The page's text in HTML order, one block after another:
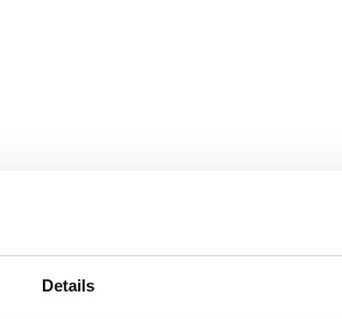
Details